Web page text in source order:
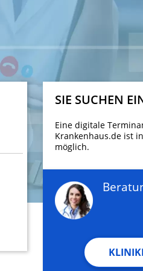
SIE SUCHEN
Eine digitale
Krankenhaus.de ist
möglich.